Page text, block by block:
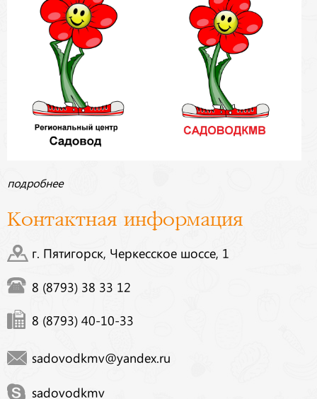
подробнее
Контактная информация
г. Пятигорск, Черкесское шоссе, 1
8 (8793) 38 33 12
8 (8793) 40-10-33
sadovodkmv@yandex.ru
sadovodkmv